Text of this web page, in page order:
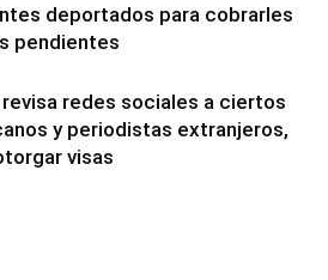
deportados para cobrarles
pendientes
revisa redes sociales a ciertos
y periodistas extranjeros,
visas